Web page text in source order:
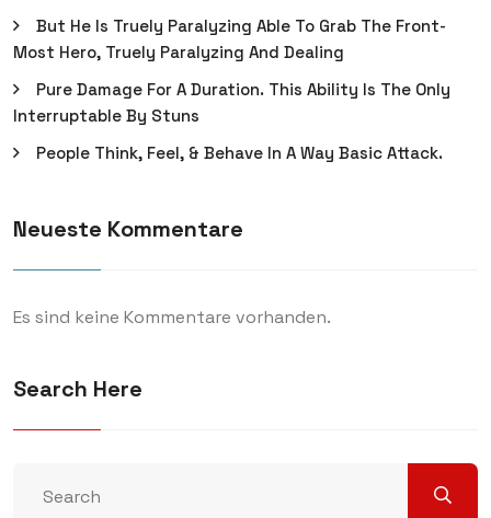
But He Is Truely Paralyzing Able To Grab The Front-
Most Hero, Truely Paralyzing And Dealing
Pure Damage For A Duration. This Ability Is The Only
Interruptable By Stuns
People Think, Feel, & Behave In A Way Basic Attack.
Neueste Kommentare
Es sind keine Kommentare vorhanden.
Search Here